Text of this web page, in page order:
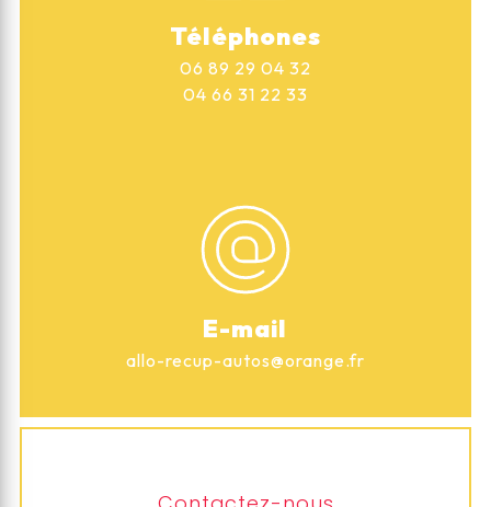
Téléphones
06 89 29 04 32
04 66 31 22 33
E-mail
allo-recup-autos@orange.fr